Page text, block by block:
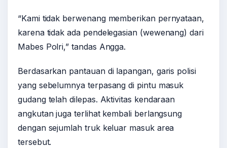
“Kami tidak berwenang memberikan pernyataan,
karena tidak ada pendelegasian (wewenang) dari
Mabes Polri,” tandas Angga.
Berdasarkan pantauan di lapangan, garis polisi
yang sebelumnya terpasang di pintu masuk
gudang telah dilepas. Aktivitas kendaraan
angkutan juga terlihat kembali berlangsung
dengan sejumlah truk keluar masuk area
tersebut.